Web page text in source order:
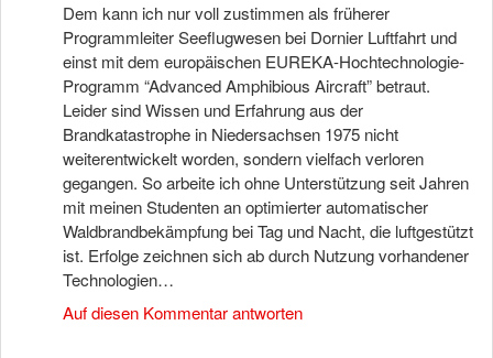
Dem kann ich nur voll zustimmen als früherer
Programmleiter Seeflugwesen bei Dornier Luftfahrt und
einst mit dem europäischen EUREKA-Hochtechnologie-
Programm “Advanced Amphibious Aircraft” betraut.
Leider sind Wissen und Erfahrung aus der
Brandkatastrophe in Niedersachsen 1975 nicht
weiterentwickelt worden, sondern vielfach verloren
gegangen. So arbeite ich ohne Unterstützung seit Jahren
mit meinen Studenten an optimierter automatischer
Waldbrandbekämpfung bei Tag und Nacht, die luftgestützt
ist. Erfolge zeichnen sich ab durch Nutzung vorhandener
Technologien…
Auf diesen Kommentar antworten